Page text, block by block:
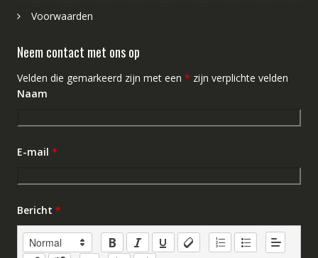
Voorwaarden
Neem contact met ons op
Velden die gemarkeerd zijn met een * zijn verplichte velden
Naam
E-mail *
Bericht *